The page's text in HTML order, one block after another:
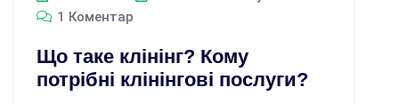
1 Коментар
Що таке клінінг? Кому
потрібні клінінгові послуги?